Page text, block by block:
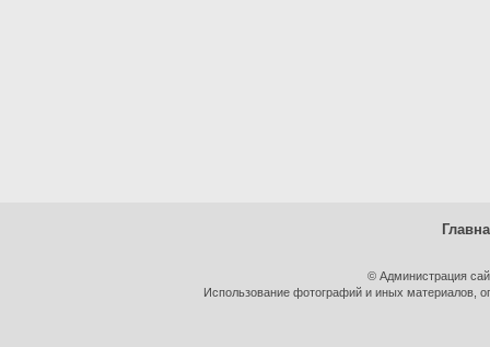
© Администрация
Использование фотографий и иных материалов,